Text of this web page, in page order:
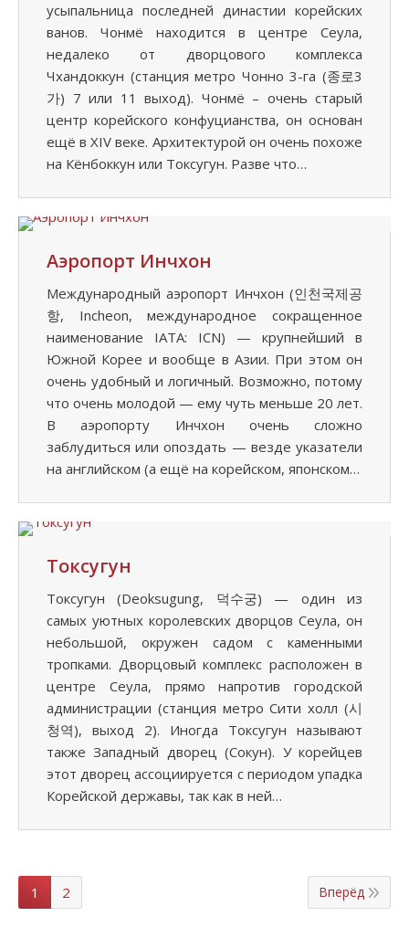
усыпальница последней династии корейских
ванов. Чонмё находится в центре Сеула,
недалеко от дворцового комплекса
Чхандоккун (станция метро Чонно 3-га (종로3
가) 7 или 11 выход). Чонмё – очень старый
центр корейского конфуцианства, он основан
ещё в XIV веке. Архитектурой он очень похоже
на Кёнбоккун или Токсугун. Разве что…
Аэропорт Инчхон
Международный аэропорт Инчхон (인천국제공
항, Incheon, международное сокращенное
наименование IATA: ICN) — крупнейший в
Южной Корее и вообще в Азии. При этом он
очень удобный и логичный. Возможно, потому
что очень молодой — ему чуть меньше 20 лет.
В аэропорту Инчхон очень сложно
заблудиться или опоздать — везде указатели
на английском (а ещё на корейском, японском…
Токсугун
Токсугун (Deoksugung, 덕수궁) — один из
самых уютных королевских дворцов Сеула, он
небольшой, окружен садом с каменными
тропками. Дворцовый комплекс расположен в
центре Сеула, прямо напротив городской
администрации (станция метро Сити холл (시
청역), выход 2). Иногда Токсугун называют
также Западный дворец (Сокун). У корейцев
этот дворец ассоциируется с периодом упадка
Корейской державы, так как в ней…
1 2 Вперёд